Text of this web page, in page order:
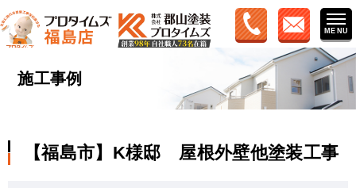
施工事例
【福島市】K様邸 屋根外壁他塗装工事